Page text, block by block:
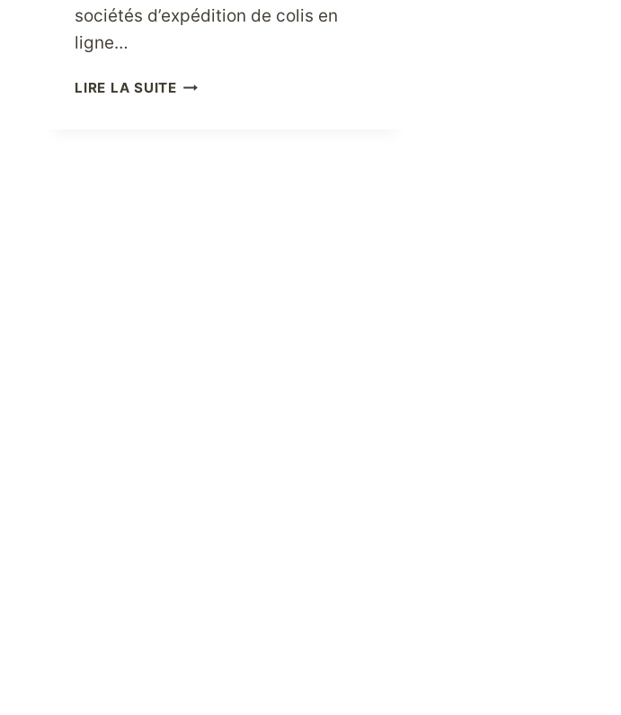
sociétés d’expédition de colis en
ligne…
LIRE LA SUITEDÉVELOPPEZ